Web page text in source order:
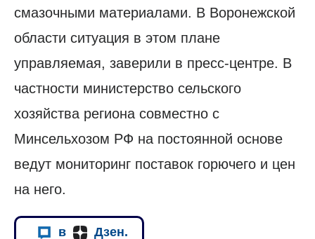
смазочными материалами. В Воронежской
области ситуация в этом плане
управляемая, заверили в пресс-центре. В
частности министерство сельского
хозяйства региона совместно с
Минсельхозом РФ на постоянной основе
ведут мониторинг поставок горючего и цен
на него.
в Дзен.